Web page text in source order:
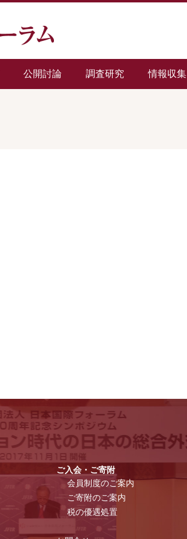
公開討論 調査研究 情報収集
ご入会・ご寄附
会員制度のご案内
ご寄附のご案内
税の優遇処置